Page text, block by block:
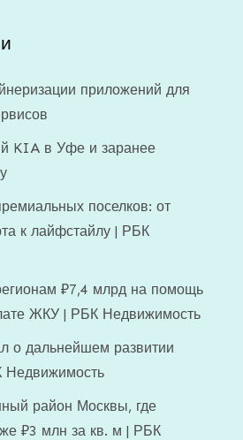
приложений для
KIA в Уфе и заранее
поселков: от
к лайфстайлу | РБК
₽7,4 млрд на помощь
ЖКУ | РБК Недвижимость
о дальнейшем развитии
район Москвы, где
₽3 млн за кв. м | РБК